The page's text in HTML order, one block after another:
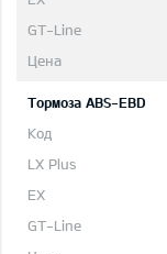
Тормоза ABS-EBD